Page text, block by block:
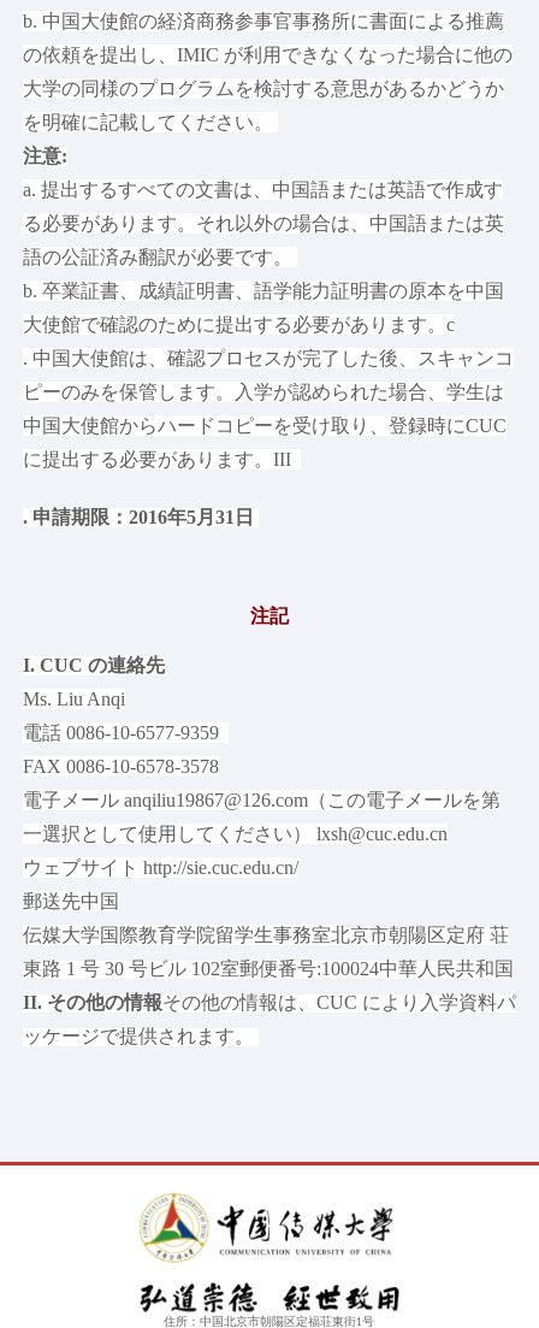
b. 中国大使館の経済商務参事官事務所に書面による推薦
の依頼を提出し、IMIC が利用できなくなった場合に他の
大学の同様のプログラムを検討する意思があるかどうか
を明確に記載してください。
注意:
a. 提出するすべての文書は、中国語または英語で作成す
る必要があります。それ以外の場合は、中国語または英
語の公証済み翻訳が必要です。
b. 卒業証書、成績証明書、語学能力証明書の原本を中国
大使館で確認のために提出する必要があります。c
. 中国大使館は、確認プロセスが完了した後、スキャンコ
ピーのみを保管します。入学が認められた場合、学生は
中国大使館からハードコピーを受け取り、登録時にCUC
に提出する必要があります。III
. 申請期限：2016年5月31日
注記
I. CUC の連絡先
Ms. Liu Anqi
電話 0086-10-6577-9359
FAX 0086-10-6578-3578
電子メール anqiliu19867@126.com（この電子メールを第
一選択として使用してください） lxsh@cuc.edu.cn
ウェブサイト http://sie.cuc.edu.cn/
郵送先中国
伝媒大学国際教育学院留学生事務室北京市朝陽区定府 荘
東路 1 号 30 号ビル 102室郵便番号:100024中華人民共和国
II. その他の情報その他の情報は、CUC により入学資料パ
ッケージで提供されます。
住所：中国北京市朝陽区定福荘東街1号